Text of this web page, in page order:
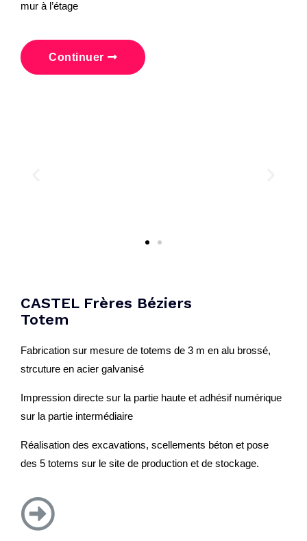
mur à l’étage
Continuer
CASTEL Frères Béziers
Totem
Fabrication sur mesure de totems de 3 m en alu brossé,
strcuture en acier galvanisé
Impression directe sur la partie haute et adhésif numérique
sur la partie intermédiaire
Réalisation des excavations, scellements béton et pose
des 5 totems sur le site de production et de stockage.